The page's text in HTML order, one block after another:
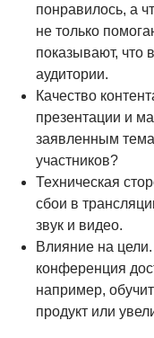
понравилось, а
не только
показывают,
аудитории.
Качество
презентации и
заявленным
участников?
Техническая
сбои в
звук и видео.
Влияние на
конференция
например,
продукт или